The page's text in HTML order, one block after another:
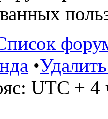
•
UTC + 4